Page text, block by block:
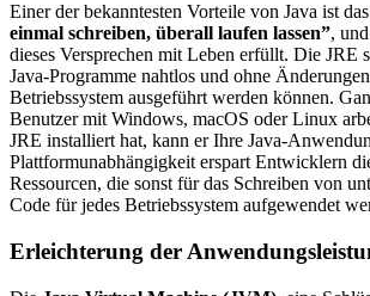
Einer der bekanntesten Vorteile von Java ist
einmal schreiben, überall laufen lassen”,
dieses Versprechen mit Leben erfüllt. Die JRE
Java-Programme nahtlos und ohne
Betriebssystem ausgeführt werden können.
Benutzer mit Windows, macOS oder Linux
JRE installiert hat, kann er Ihre Java-
Plattformunabhängigkeit erspart Entwicklern
Ressourcen, die sonst für das Schreiben von
Code für jedes Betriebssystem aufgewendet
Erleichterung der